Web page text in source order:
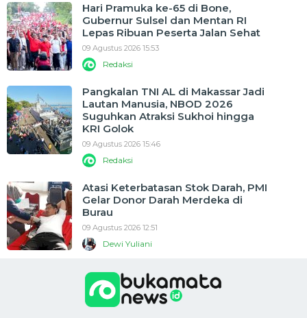
Hari Pramuka ke-65 di Bone,
Gubernur Sulsel dan Mentan RI
Lepas Ribuan Peserta Jalan Sehat
09 Agustus 2026 15:53
Redaksi
Pangkalan TNI AL di Makassar Jadi
Lautan Manusia, NBOD 2026
Suguhkan Atraksi Sukhoi hingga
KRI Golok
09 Agustus 2026 15:46
Redaksi
Atasi Keterbatasan Stok Darah, PMI
Gelar Donor Darah Merdeka di
Burau
09 Agustus 2026 12:51
Dewi Yuliani